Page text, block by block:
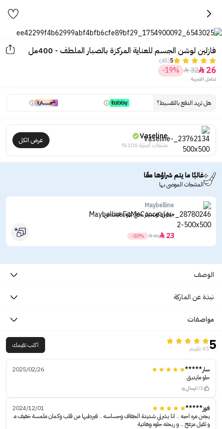
فازلين لوشن الجسم للعناية المركزة بالصبار الملطف - 400مل
5
(45)
26

32

-19%
شامل الضريبة
هل تريد الدفع بالتقسيط؟
Vaseline
منتجات أصلية 100%
عرض الكل
غالبًا ما يتم شراؤها معًا
المنتجات الموصى بها
Maybelline
ميبلين كونسيلر خافي عيوب فيت مي
23

46

-50%
الوصف
نبذة عن الماركة
مواصفات
545 تقييم اكتب تقيمك
سار*****
2025/02/26
حلو مايدبق
(0) ارسال رد
فوز*****
2024/12/01
يجنن مره احبه .. انا بشرتي شديدة الجفاف وحساسه .. فيرطبها من قلب وكمان ملمسة خفيف م
و ثقيل مزعج .. و ريحته حلوه وهادية